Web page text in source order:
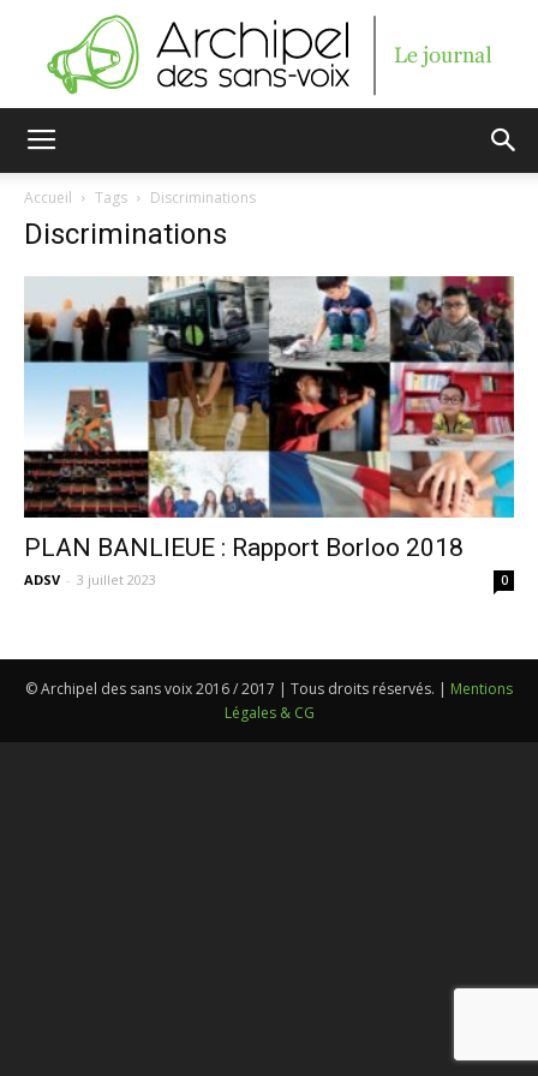
sans-
voix
Accueil Tags Discriminations
Discriminations
PLAN BANLIEUE : Rapport Borloo 2018
ADSV - 3 juillet 2023 0
© Archipel des sans voix 2016 / 2017 | Tous droits réservés. | Mentions
Légales & CG